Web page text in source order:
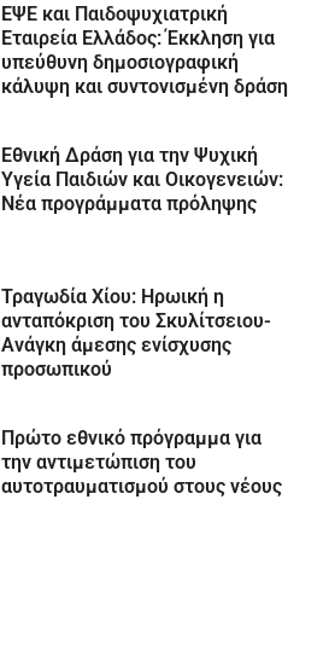
ΕΨΕ και Παιδοψυχιατρική
Εταιρεία Ελλάδος: Έκκληση για
υπεύθυνη δημοσιογραφική
κάλυψη και συντονισμένη δράση
Εθνική Δράση για την Ψυχική
Υγεία Παιδιών και Οικογενειών:
Νέα προγράμματα πρόληψης
Τραγωδία Χίου: Ηρωική η
ανταπόκριση του Σκυλίτσειου-
Ανάγκη άμεσης ενίσχυσης
προσωπικού
Πρώτο εθνικό πρόγραμμα για
την αντιμετώπιση του
αυτοτραυματισμού στους νέους